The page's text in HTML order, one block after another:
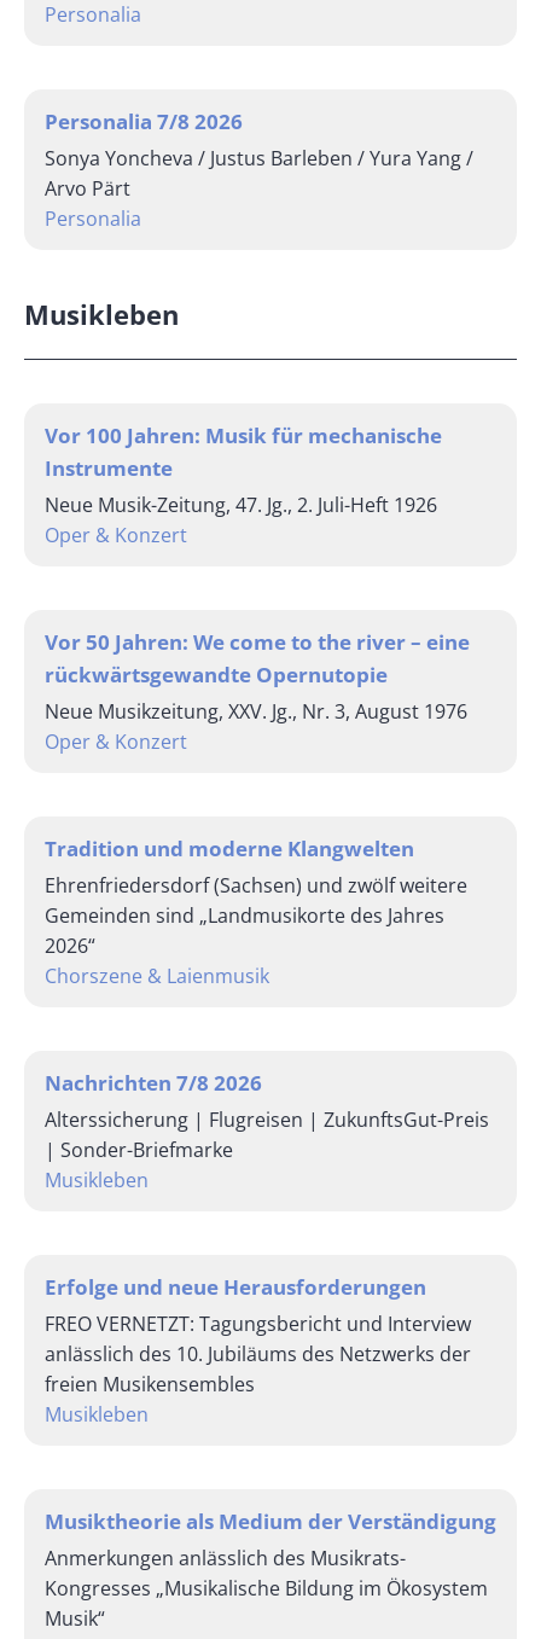
Personalia
Personalia 7/8 2026
Sonya Yoncheva / Justus Barleben / Yura Yang /
Arvo Pärt
Personalia
Musikleben
Vor 100 Jahren: Musik für mechanische
Instrumente
Neue Musik-Zeitung, 47. Jg., 2. Juli-Heft 1926
Oper & Konzert
Vor 50 Jahren: We come to the river – eine
rückwärtsgewandte Opernutopie
Neue Musikzeitung, XXV. Jg., Nr. 3, August 1976
Oper & Konzert
Tradition und moderne Klangwelten
Ehrenfriedersdorf (Sachsen) und zwölf weitere
Gemeinden sind „Landmusikorte des Jahres
2026“
Chorszene & Laienmusik
Nachrichten 7/8 2026
Alterssicherung | Flugreisen | ZukunftsGut-Preis
| Sonder-Briefmarke
Musikleben
Erfolge und neue Herausforderungen
FREO VERNETZT: Tagungsbericht und Interview
anlässlich des 10. Jubiläums des Netzwerks der
freien Musikensembles
Musikleben
Musiktheorie als Medium der Verständigung
Anmerkungen anlässlich des Musikrats-
Kongresses „Musikalische Bildung im Ökosystem
Musik“